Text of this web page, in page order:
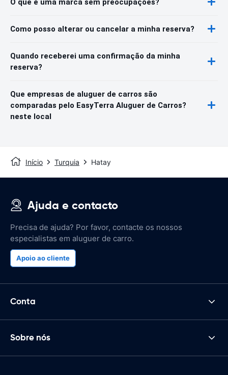
O que é uma marca sem preocupações?
Como posso alterar ou cancelar a minha reserva?
Quando receberei uma confirmação da minha
reserva?
Que empresas de aluguer de carros são
comparadas pelo EasyTerra Aluguer de Carros?
neste local
Início Turquia Hatay
Ajuda e contacto
Precisa de ajuda? Por favor, contacte os nossos
especialistas em aluguer de carro.
Apoio ao cliente
Conta
Sobre nós